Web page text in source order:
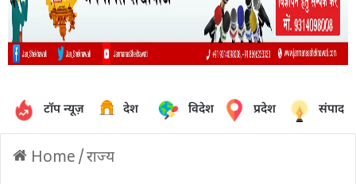
टॉप न्यूज़ देश विदेश प्रदेश
Home /राज्य